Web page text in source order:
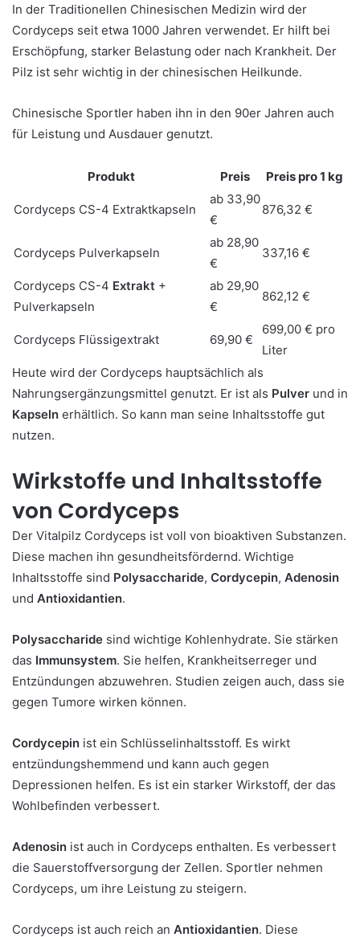
In der Traditionellen Chinesischen Medizin wird der
Cordyceps seit etwa 1000 Jahren verwendet. Er hilft bei
Erschöpfung, starker Belastung oder nach Krankheit. Der
Pilz ist sehr wichtig in der chinesischen Heilkunde.
Chinesische Sportler haben ihn in den 90er Jahren auch
für Leistung und Ausdauer genutzt.
Produkt Preis Preis pro 1 kg
Cordyceps CS-4 Extraktkapseln
ab 33,90
€
876,32 €
Cordyceps Pulverkapseln
ab 28,90
€
337,16 €
Cordyceps CS-4 Extrakt +
Pulverkapseln
ab 29,90
€
862,12 €
Cordyceps Flüssigextrakt 69,90 €
699,00 € pro
Liter
Heute wird der Cordyceps hauptsächlich als
Nahrungsergänzungsmittel genutzt. Er ist als Pulver und in
Kapseln erhältlich. So kann man seine Inhaltsstoffe gut
nutzen.
Wirkstoffe und Inhaltsstoffe
von Cordyceps
Der Vitalpilz Cordyceps ist voll von bioaktiven Substanzen.
Diese machen ihn gesundheitsfördernd. Wichtige
Inhaltsstoffe sind Polysaccharide, Cordycepin, Adenosin
und Antioxidantien.
Polysaccharide sind wichtige Kohlenhydrate. Sie stärken
das Immunsystem. Sie helfen, Krankheitserreger und
Entzündungen abzuwehren. Studien zeigen auch, dass sie
gegen Tumore wirken können.
Cordycepin ist ein Schlüsselinhaltsstoff. Es wirkt
entzündungshemmend und kann auch gegen
Depressionen helfen. Es ist ein starker Wirkstoff, der das
Wohlbefinden verbessert.
Adenosin ist auch in Cordyceps enthalten. Es verbessert
die Sauerstoffversorgung der Zellen. Sportler nehmen
Cordyceps, um ihre Leistung zu steigern.
Cordyceps ist auch reich an Antioxidantien. Diese